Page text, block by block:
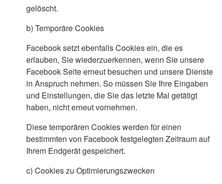
gelöscht.
b) Temporäre Cookies
Facebook setzt ebenfalls Cookies ein, die es
erlauben, Sie wiederzuerkennen, wenn Sie unsere
Facebook Seite erneut besuchen und unsere Dienste
in Anspruch nehmen. So müssen Sie Ihre Eingaben
und Einstellungen, die Sie das letzte Mal getätigt
haben, nicht erneut vornehmen.
Diese temporären Cookies werden für einen
bestimmten von Facebook festgelegten Zeitraum auf
Ihrem Endgerät gespeichert.
c) Cookies zu Optimierungszwecken